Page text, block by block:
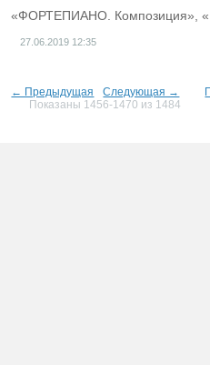
«ФОРТЕПИАНО. Композиция»,
27.06.2019 12:35
← Предыдущая Следующая →
Показаны 1456-1470 из 1484